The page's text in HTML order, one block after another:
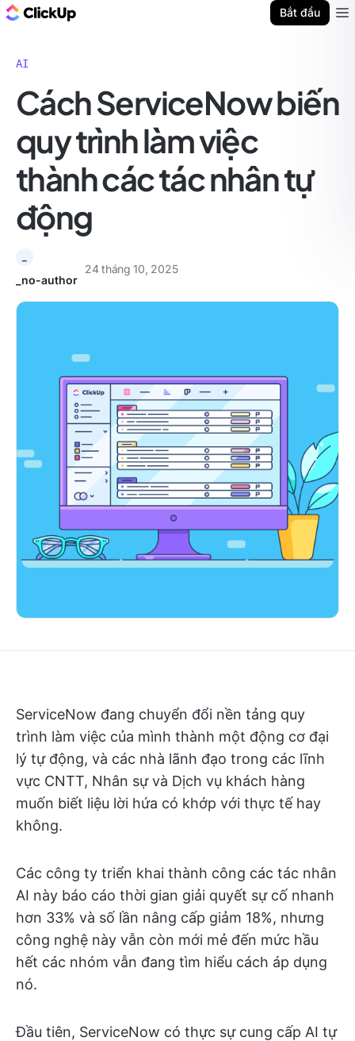
Bắt đầu
AI
Cách ServiceNow biến
quy trình làm việc
thành các tác nhân tự
động
_no-author
24 tháng 10, 2025
ServiceNow đang chuyển đổi nền tảng quy
trình làm việc của mình thành một động cơ đại
lý tự động, và các nhà lãnh đạo trong các lĩnh
vực CNTT, Nhân sự và Dịch vụ khách hàng
muốn biết liệu lời hứa có khớp với thực tế hay
không.
Các công ty triển khai thành công các tác nhân
AI này báo cáo thời gian giải quyết sự cố nhanh
hơn 33% và số lần nâng cấp giảm 18%, nhưng
công nghệ này vẫn còn mới mẻ đến mức hầu
hết các nhóm vẫn đang tìm hiểu cách áp dụng
nó.
Đầu tiên, ServiceNow có thực sự cung cấp AI tự